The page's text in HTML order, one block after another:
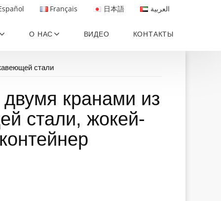
Français 日本語 العربية
О НАС ВИДЕО КОНТАКТЫ
стали
двумя кранами из
стали, жокей-